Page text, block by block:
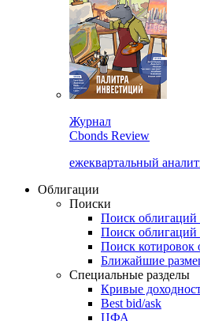
Журнал
Cbonds Review
ежеквартальный
Облигации
Поиски
Поиск
Поиск
Поиск котировок
Ближайшие
Специальные разделы
Кривые
Best bid/ask
ЦФА